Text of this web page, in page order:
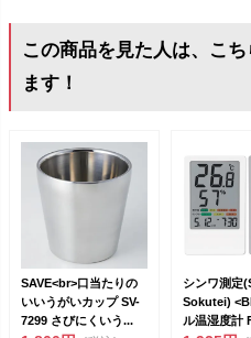
この商品を見た人は、こ
ます！
SAVE<br>口当たりの
いいうがいカップ SV-
7299 さびにくいう...
シンワ測定
Sokutei)
ル温湿度計